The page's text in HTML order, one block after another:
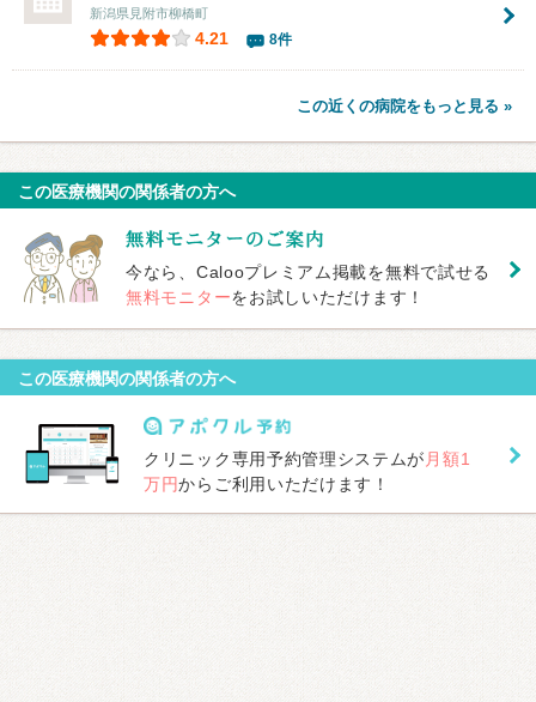
新潟県見附市柳橋町
4.21 8件
この近くの病院をもっと見る »
この医療機関の関係者の方へ
今なら、Calooプレミアム掲載を無料で試せる
無料モニターをお試しいただけます！
この医療機関の関係者の方へ
クリニック専用予約管理システムが 月額1
万円からご利用いただけます！